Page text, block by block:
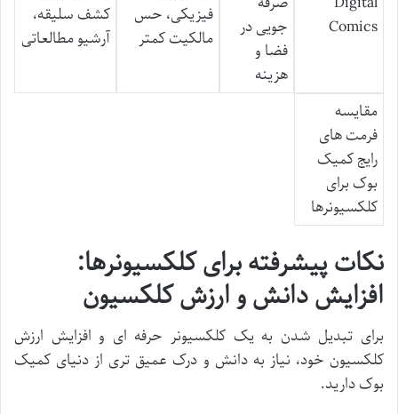
Comics
جویی در
فضا و
هزینه
فیزیکی، حس
مالکیت کمتر
کشف سلیقه،
آرشیو مطالعاتی
مقایسه
فرمت های
رایج کمیک
بوک برای
کلکسیونرها
نکات پیشرفته برای کلکسیونرها:
افزایش دانش و ارزش کلکسیون
برای تبدیل شدن به یک کلکسیونر حرفه ای و افزایش ارزش
کلکسیون خود، نیاز به دانش و درک عمیق تری از دنیای کمیک
بوک دارید.